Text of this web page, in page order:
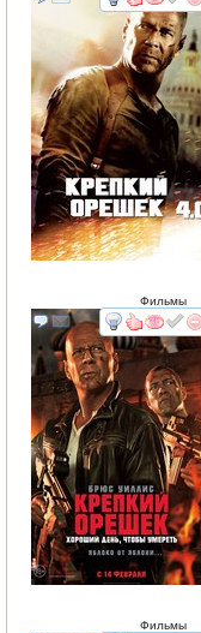
Фильмы
Фильмы